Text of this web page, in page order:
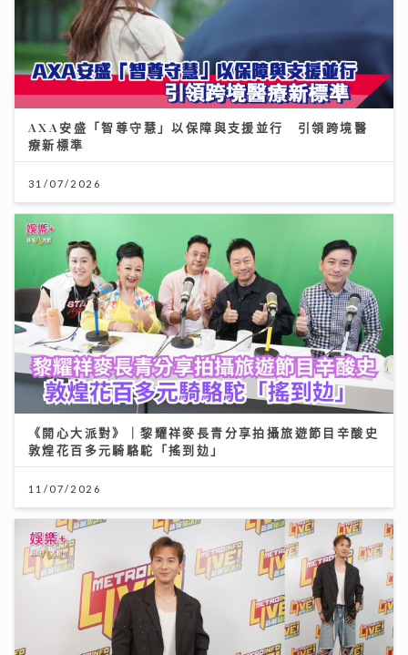
AXA安盛「智尊守慧」以保障與支援並行 引領跨境醫
療新標準
31/07/2026
《開心大派對》｜黎耀祥麥長青分享拍攝旅遊節目辛酸史
敦煌花百多元騎駱駝「搖到攰」
11/07/2026